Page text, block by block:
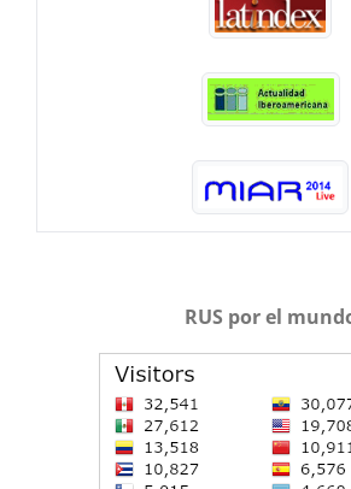
RUS por el